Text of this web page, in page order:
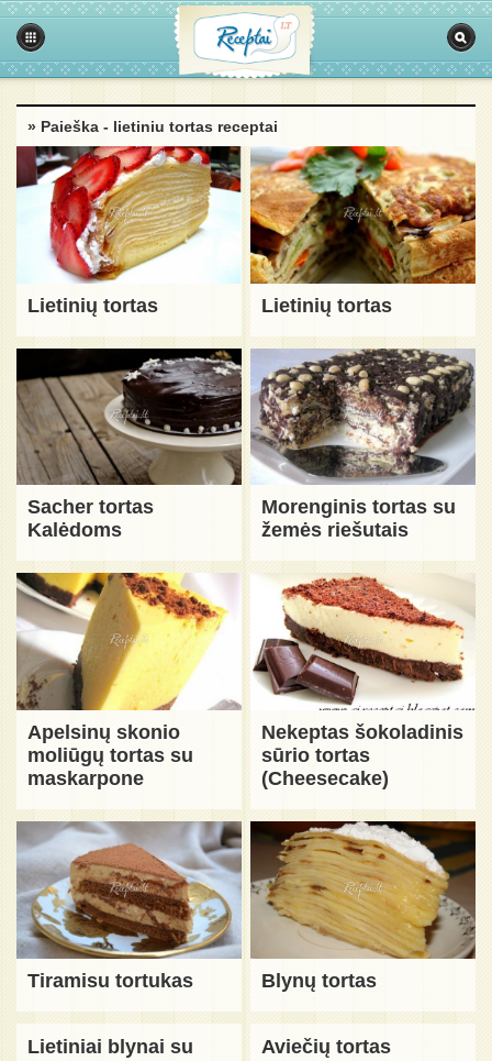
» Paieška - lietiniu tortas receptai
Lietinių tortas Lietinių tortas
Sacher tortas
Kalėdoms
Morenginis tortas su
žemės riešutais
Apelsinų skonio
moliūgų tortas su
maskarpone
Nekeptas šokoladinis
sūrio tortas
(Cheesecake)
Tiramisu tortukas Blynų tortas
Lietiniai blynai su
Aviečių tortas